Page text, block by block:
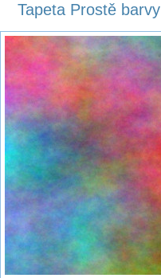
Tapeta Prostě barvy